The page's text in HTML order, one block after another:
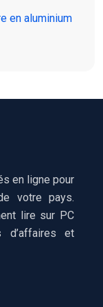
en aluminium
en ligne pour
votre pays.
lire sur PC
d’affaires et